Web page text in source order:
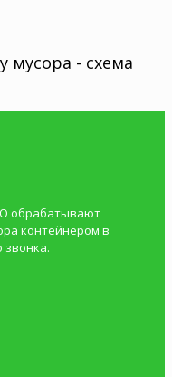
мусора - схема
обрабатывают
контейнером в
звонка.